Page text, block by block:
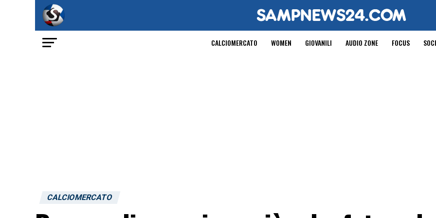
CALCIOMERCATO WOMEN GIOVANILI AUDIO ZONE FOCUS
CALCIOMERCATO